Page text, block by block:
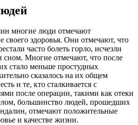
многие люди отмечают
своего здоровья. Они отмечают, что
часто болеть горло, исчезли
Многие отмечают, что после
стало меньше простудных
сказалось на их общем
и те, кто сталкивается с
после операции, такими как отеки
большинство людей, прошедших
отмечают положительные
и качестве жизни.